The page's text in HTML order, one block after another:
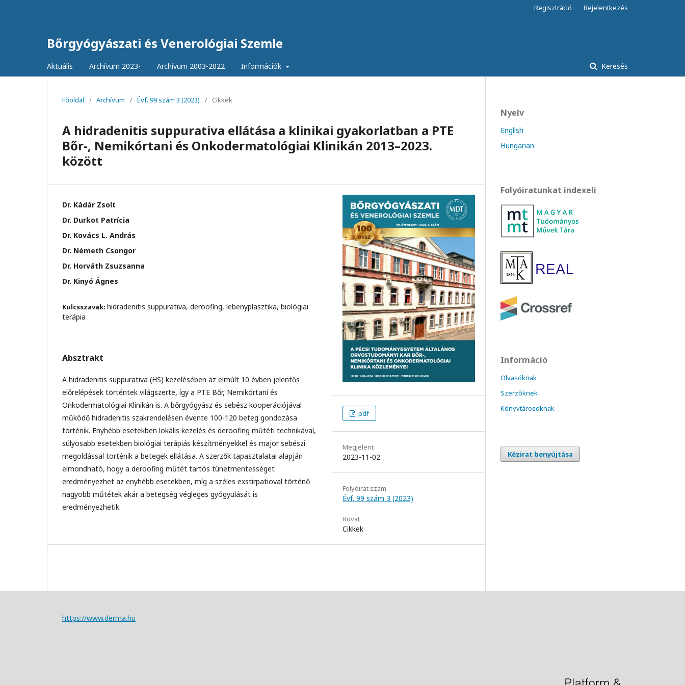
Bőrgyógyászati és Venerológiai Szemle
Aktuális Archívum 2023- Archívum 2003-2022 Információk Keresés
Regisztráció Bejelentkezés
Főoldal / Archívum / Évf. 99 szám 3 (2023) / Cikkek
A hidradenitis suppurativa ellátása a klinikai gyakorlatban a PTE
Bőr-, Nemikórtani és Onkodermatológiai Klinikán 2013–2023.
között
Dr. Kádár Zsolt
Dr. Durkot Patrícia
Dr. Kovács L. András
Dr. Németh Csongor
Dr. Horváth Zsuzsanna
Dr. Kinyó Ágnes
Kulcsszavak: hidradenitis suppurativa, deroofing, lebenyplasztika, biológiai
terápia
Absztrakt
A hidradenitis suppurativa (HS) kezelésében az elmúlt 10 évben jelentős
előrelépések történtek világszerte, így a PTE Bőr, Nemikórtani és
Onkodermatológiai Klinikán is. A bőrgyógyász és sebész kooperációjával
működő hidradenitis szakrendelésen évente 100-120 beteg gondozása
történik. Enyhébb esetekben lokális kezelés és deroofing műtéti technikával,
súlyosabb esetekben biológiai terápiás készítményekkel és major sebészi
megoldással történik a betegek ellátása. A szerzők tapasztalatai alapján
elmondható, hogy a deroofing műtét tartós tünetmentességet
eredményezhet az enyhébb esetekben, míg a széles exstirpatioval történő
nagyobb műtétek akár a betegség végleges gyógyulását is
eredményezhetik.
pdf
Megjelent
2023-11-02
Folyóirat szám
Évf. 99 szám 3 (2023)
Rovat
Cikkek
Nyelv
English
Hungarian
Folyóiratunkat indexeli
Információ
Olvasóknak
Szerzőknek
Könyvtárosoknak
Kézirat benyújtása
https://www.derma.hu